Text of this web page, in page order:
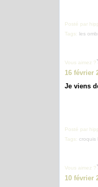
Posté par
Tags: les
Vous aimez ?
16 février
Je viens
Posté par
Tags: croquis
Vous aimez ?
10 février